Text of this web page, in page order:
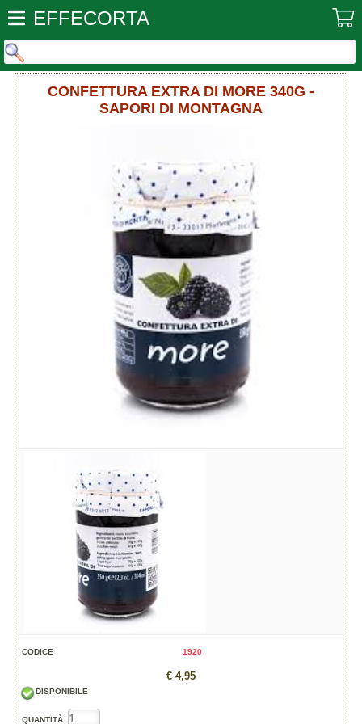
EFFECORTA
CONFETTURA EXTRA DI MORE 340G -
SAPORI DI MONTAGNA
CODICE 1920
€ 4,95
DISPONIBILE
QUANTITÀ